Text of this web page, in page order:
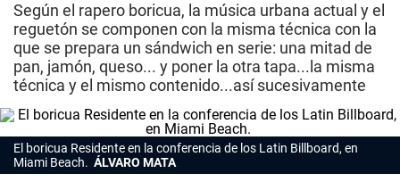
Según el rapero boricua, la música urbana actual y el
reguetón se componen con la misma técnica con la
que se prepara un sándwich en serie: una mitad de
pan, jamón, queso... y poner la otra tapa...la misma
técnica y el mismo contenido...así sucesivamente
El boricua Residente en la conferencia de los Latin Billboard, en
Miami Beach. ÁLVARO MATA